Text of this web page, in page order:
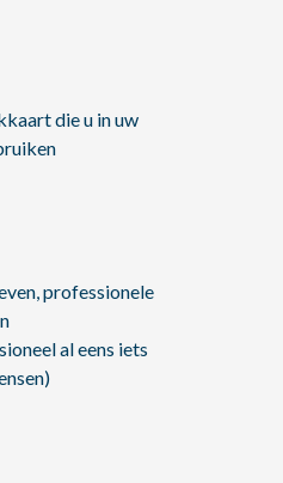
die u in uw
professionele
al eens iets